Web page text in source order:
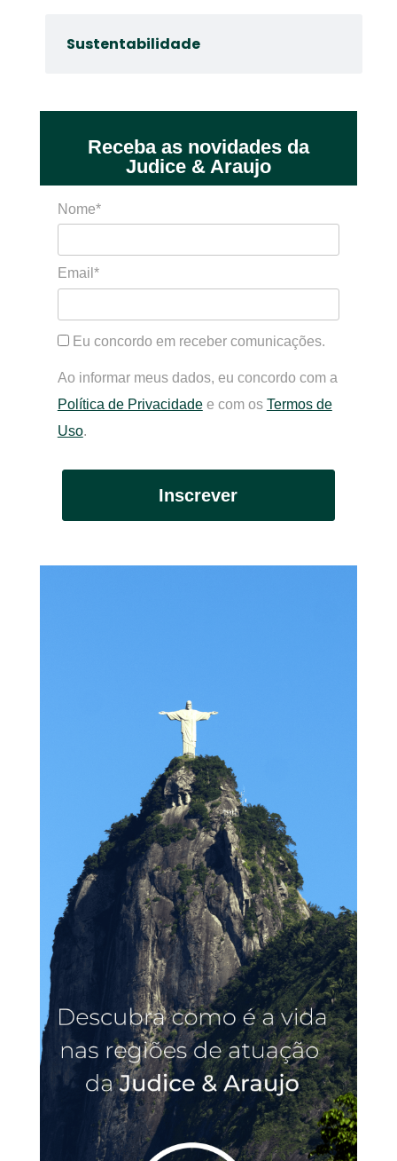
Sustentabilidade
Receba as novidades da
Judice & Araujo
Nome*
Email*
Eu concordo em receber comunicações.
Ao informar meus dados, eu concordo com a
Política de Privacidadee com os Termos de
Uso.
Inscrever